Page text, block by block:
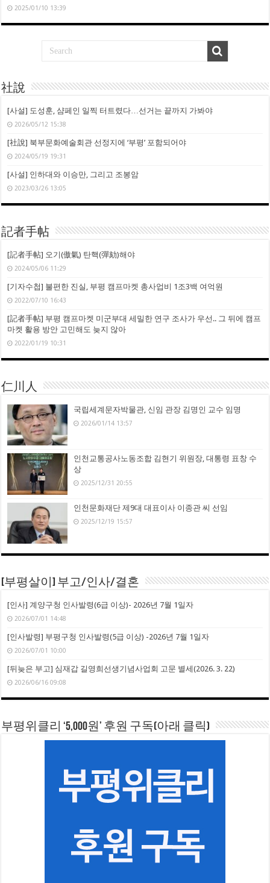
2025/01/10 13:39
社說
[사설] 도성훈, 샴페인 일찍 터트렸다…선거는 끝까지 가봐야
2026/05/12 15:38
[社說] 북부문화예술회관 선정지에 ‘부평’ 포함되어야
2024/05/19 19:31
[사설] 인하대와 이승만, 그리고 조봉암
2023/03/26 13:05
記者手帖
[記者手帖] 오기(傲氣) 탄핵(彈劾)해야
2024/05/06 11:29
[기자수첩] 불편한 진실, 부평 캠프마켓 총사업비 1조3백 여억원
2022/07/10 16:43
[記者手帖] 부평 캠프마켓 미군부대 세밀한 연구 조사가 우선.. 그 뒤에 캠프
마켓 활용 방안 고민해도 늦지 않아
2022/01/19 10:31
仁川人
국립세계문자박물관, 신임 관장 김명인 교수 임명
2026/01/14 13:57
인천교통공사노동조합 김현기 위원장, 대통령 표창 수
상
2025/12/31 20:55
인천문화재단 제9대 대표이사 이종관 씨 선임
2025/12/19 15:57
[부평살이] 부고/인사/결혼
[인사] 계양구청 인사발령(6급 이상)- 2026년 7월 1일자
2026/07/01 14:48
[인사발령] 부평구청 인사발령(5급 이상) -2026년 7월 1일자
2026/07/01 10:00
[뒤늦은 부고] 심재갑 길영희선생기념사업회 고문 별세(2026. 3. 22)
2026/06/16 09:08
부평위클리 ‘5,000원’ 후원 구독(아래 클릭)